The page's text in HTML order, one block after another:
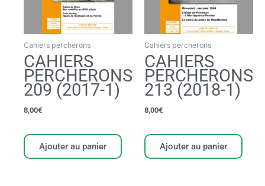
Cahiers percherons
CAHIERS
PERCHERONS
209 (2017-1)
8,00€
Ajouter au panier
Cahiers percherons
CAHIERS
PERCHERONS
213 (2018-1)
8,00€
Ajouter au panier